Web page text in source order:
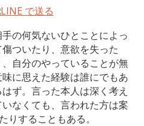
手の何気ないひとことによっ
傷ついたり、意欲を失った
、自分のやっていることが無
味に思えた経験は誰にでもあ
はず。言った本人は深く考え
いなくても、言われた方は案
りすることもある。